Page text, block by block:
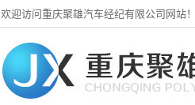
欢迎访问重庆聚雄汽车经纪有限公司网站！